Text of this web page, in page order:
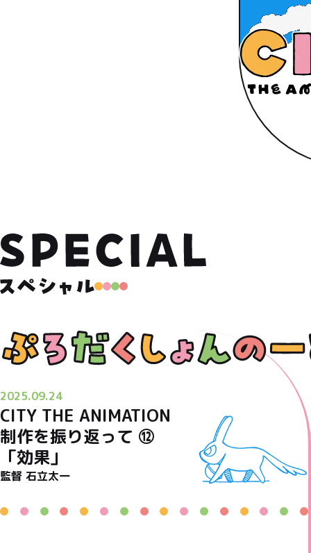
2025.09.24
CITY THE ANIMATION
制作を振り返って ⑫
「効果」
監督 石立太一